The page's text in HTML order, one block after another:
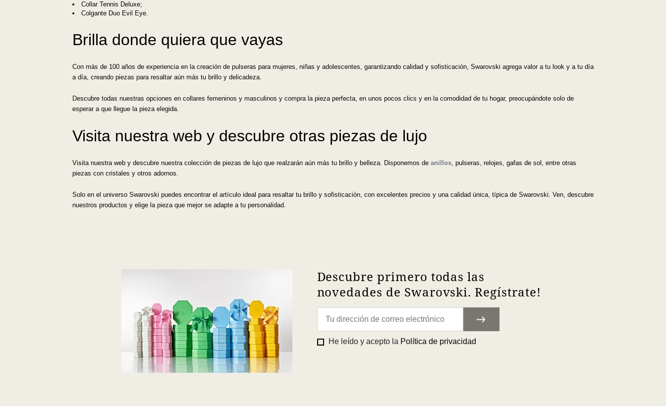
Collar Tennis Deluxe;
Colgante Duo Evil Eye.
Brilla donde quiera que vayas
Con más de 100 años de experiencia en la creación de pulseras para mujeres, niñas y adolescentes, garantizando calidad y sofisticación, Swarovski agrega valor a tu look y a tu día
a día, creando piezas para resaltar aún más tu brillo y delicadeza.
Descubre todas nuestras opciones en collares femeninos y masculinos y compra la pieza perfecta, en unos pocos clics y en la comodidad de tu hogar, preocupándote solo de
esperar a que llegue la pieza elegida.
Visita nuestra web y descubre otras piezas de lujo
Visita nuestra web y descubre nuestra colección de piezas de lujo que realzarán aún más tu brillo y belleza. Disponemos de anillos, pulseras, relojes, gafas de sol, entre otras
piezas con cristales y otros adornos.
Solo en el universo Swarovski puedes encontrar el artículo ideal para resaltar tu brillo y sofisticación, con excelentes precios y una calidad única, típica de Swarovski. Ven, descubre
nuestros productos y elige la pieza que mejor se adapte a tu personalidad.
Descubre primero todas las
novedades de Swarovski. Regístrate!
He leído y acepto la Política de privacidad